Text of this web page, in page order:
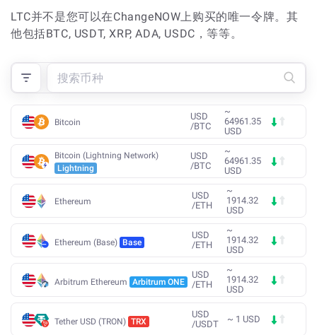
LTC并不是您可以在ChangeNOW上购买的唯一令牌。其
他包括BTC, USDT, XRP, ADA, USDC，等等。
Bitcoin
USD
/BTC
~
64961.35
USD
Bitcoin (Lightning Network)
Lightning
USD
/BTC
~
64961.35
USD
Ethereum
USD
/ETH
~
1914.32
USD
Ethereum (Base) Base
USD
/ETH
~
1914.32
USD
Arbitrum Ethereum Arbitrum ONE
USD
/ETH
~
1914.32
USD
Tether USD (TRON) TRX
USD
/USDT ~ 1 USD